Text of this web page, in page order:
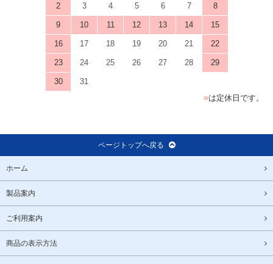
2 3 4 5 6 7 8
9 10 11 12 13 14 15
16 17 18 19 20 21 22
23 24 25 26 27 28 29
30
31
■は定休日です。
ページトップへ戻る
ホーム
製品案内
ご利用案内
商品の表示方法